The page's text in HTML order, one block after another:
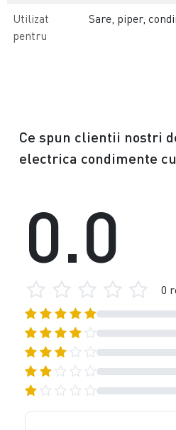
Utilizat
pentru
Sare, piper,
Ce spun clientii nostri
electrica condimente
0.0
0